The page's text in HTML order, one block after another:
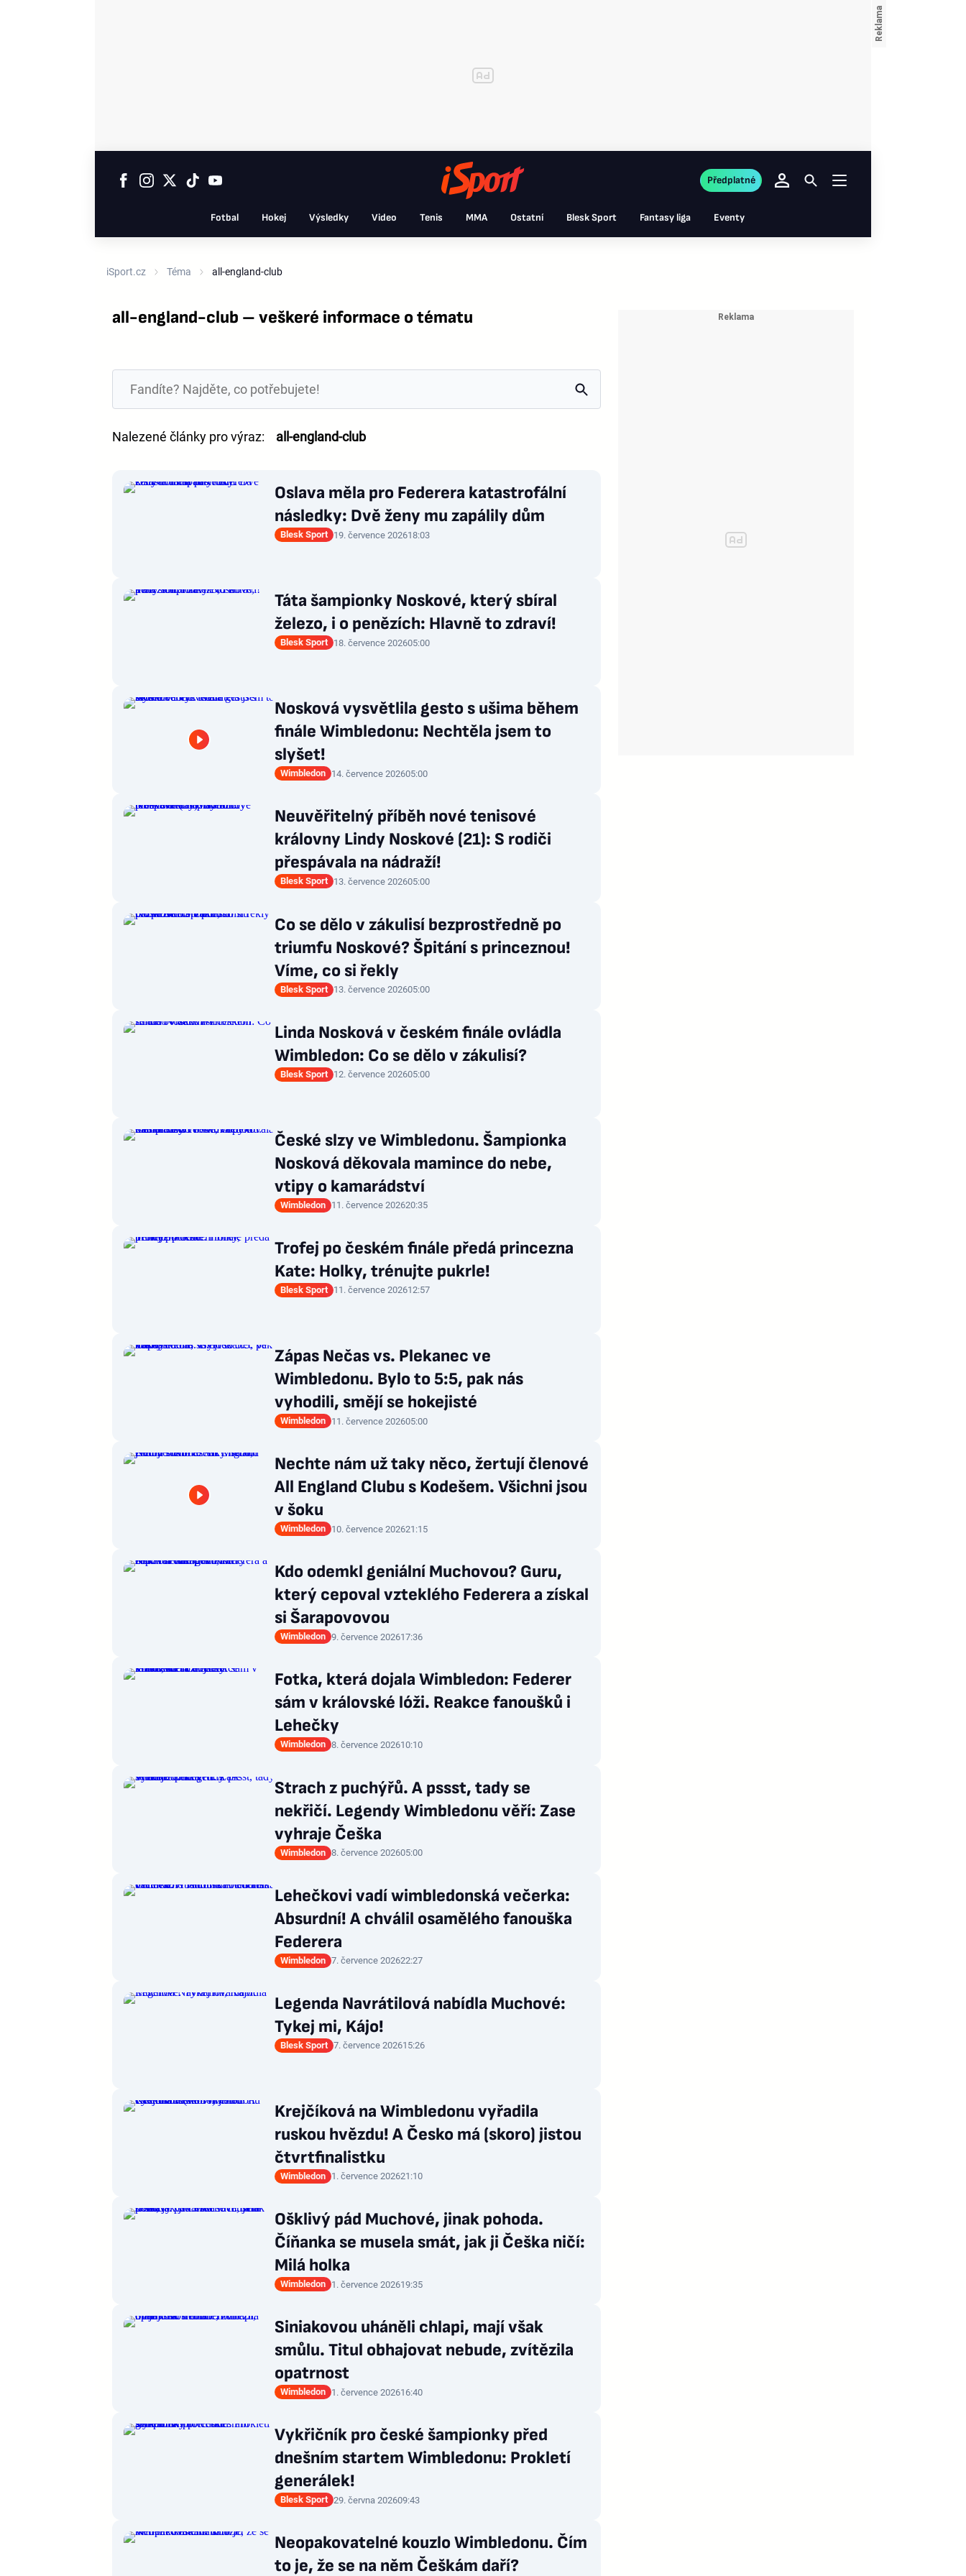
Fotbal Hokej Výsledky Video Tenis MMA Ostatní Blesk Sport Fantasy liga Eventy
Předplatné
iSport.cz Téma all-england-club
all-england-club – veškeré informace o tématu
Nalezené články pro výraz: all-england-club
Oslava měla pro Federera katastrofální
následky: Dvě ženy mu zapálily dům
Blesk Sport 19. července 202618:03
Táta šampionky Noskové, který sbíral
železo, i o penězích: Hlavně to zdraví!
Blesk Sport 18. července 202605:00
Nosková vysvětlila gesto s ušima během
finále Wimbledonu: Nechtěla jsem to
slyšet!
Wimbledon 14. července 202605:00
Neuvěřitelný příběh nové tenisové
královny Lindy Noskové (21): S rodiči
přespávala na nádraží!
Blesk Sport 13. července 202605:00
Co se dělo v zákulisí bezprostředně po
triumfu Noskové? Špitání s princeznou!
Víme, co si řekly
Blesk Sport 13. července 202605:00
Linda Nosková v českém finále ovládla
Wimbledon: Co se dělo v zákulisí?
Blesk Sport 12. července 202605:00
České slzy ve Wimbledonu. Šampionka
Nosková děkovala mamince do nebe,
vtipy o kamarádství
Wimbledon 11. července 202620:35
Trofej po českém finále předá princezna
Kate: Holky, trénujte pukrle!
Blesk Sport 11. července 202612:57
Zápas Nečas vs. Plekanec ve
Wimbledonu. Bylo to 5:5, pak nás
vyhodili, smějí se hokejisté
Wimbledon 11. července 202605:00
Nechte nám už taky něco, žertují členové
All England Clubu s Kodešem. Všichni jsou
v šoku
Wimbledon 10. července 202621:15
Kdo odemkl geniální Muchovou? Guru,
který cepoval vzteklého Federera a získal
si Šarapovovou
Wimbledon 9. července 202617:36
Fotka, která dojala Wimbledon: Federer
sám v královské lóži. Reakce fanoušků i
Lehečky
Wimbledon 8. července 202610:10
Strach z puchýřů. A pssst, tady se
nekřičí. Legendy Wimbledonu věří: Zase
vyhraje Češka
Wimbledon 8. července 202605:00
Lehečkovi vadí wimbledonská večerka:
Absurdní! A chválil osamělého fanouška
Federera
Wimbledon 7. července 202622:27
Legenda Navrátilová nabídla Muchové:
Tykej mi, Kájo!
Blesk Sport 7. července 202615:26
Krejčíková na Wimbledonu vyřadila
ruskou hvězdu! A Česko má (skoro) jistou
čtvrtfinalistku
Wimbledon 1. července 202621:10
Ošklivý pád Muchové, jinak pohoda.
Číňanka se musela smát, jak ji Češka ničí:
Milá holka
Wimbledon 1. července 202619:35
Siniakovou uháněli chlapi, mají však
smůlu. Titul obhajovat nebude, zvítězila
opatrnost
Wimbledon 1. července 202616:40
Vykřičník pro české šampionky před
dnešním startem Wimbledonu: Prokletí
generálek!
Blesk Sport 29. června 202609:43
Neopakovatelné kouzlo Wimbledonu. Čím
to je, že se na něm Češkám daří?